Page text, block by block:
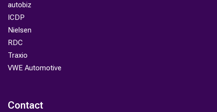
autobiz
ICDP
Nielsen
RDC
Traxio
VWE Automotive
Contact